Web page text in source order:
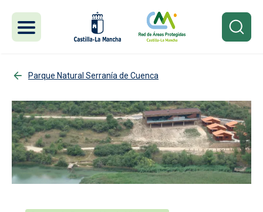
Parque Natural Serranía de Cuenca